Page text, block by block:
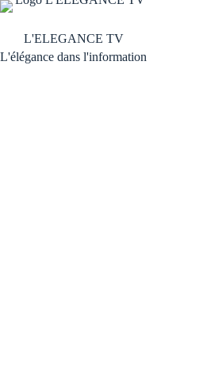
L'ELEGANCE TV
L'élégance dans l'information